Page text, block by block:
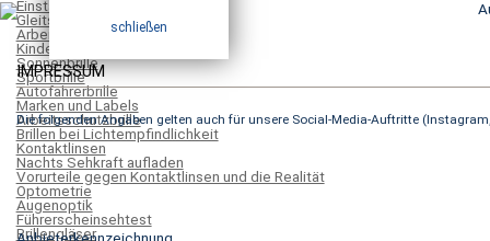
schließen
Einstärkenbrille
Gleitsichtbrille
Arbeitsplatzbrille
Kinderbrille
Sonnenbrille
Sportbrille
Autofahrerbrille
Marken und Labels
Arbeitsschutzbrille
Brillen bei Lichtempfindlichkeit
Kontaktlinsen
Nachts Sehkraft aufladen
Vorurteile gegen Kontaktlinsen und die Realität
Optometrie
Augenoptik
Führerscheinsehtest
Brillengläser
IMPRESSUM
Die folgenden Angaben gelten auch für unsere Social-Media-Auftritte